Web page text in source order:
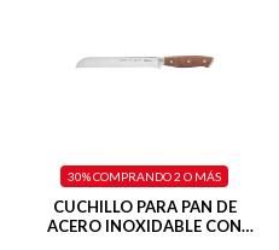
CUCHILLO PARA PAN DE
ACERO INOXIDABLE CON
30%COMPRANDO 2 O MÁS